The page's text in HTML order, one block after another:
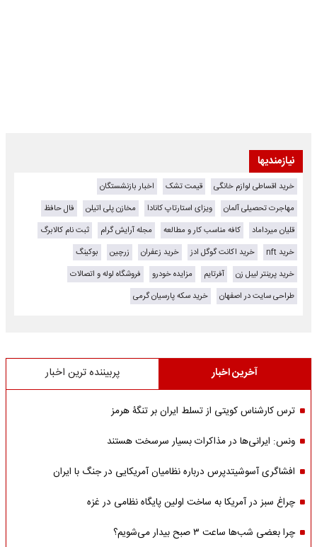
نیازمندیها
خرید اقساطی لوازم خانگی قیمت تشک
اخبار بازنشستگان
مهاجرت تحصیلی آلمان
ویزای استارتاپ کانادا مخازن پلی اتیلن
فال حافظ
قلیان میرداماد
کافه مناسب کار و مطالعه مجله آرایش گرام
ثبت نام کالابرگ
خرید nft
خرید اکانت گوگل ادز خرید زعفران زرچین
بوکینگ
خرید پرینتر لیبل زن
آفرتایم مزایده خودرو
فروشگاه لوله و اتصالات
طراحی سایت در اصفهان
خرید سکه پارسیان گرمی
آخرین اخبار پربیننده ترین اخبار
ترس کارشناس کویتی از تسلط ایران بر تنگۀ هرمز
ونس: ایرانی‌ها در مذاکرات بسیار سرسخت هستند
افشاگری آسوشیتدپرس درباره نظامیان آمریکایی در جنگ با ایران
چراغ سبز در آمریکا به ساخت اولین پایگاه نظامی در غزه
چرا بعضی شب‌ها ساعت ۳ صبح بیدار می‌شویم؟